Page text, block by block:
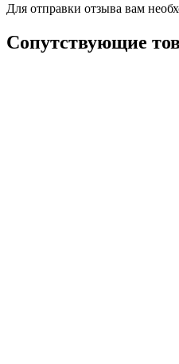
Для отправки отзыва вам
Сопутствующие